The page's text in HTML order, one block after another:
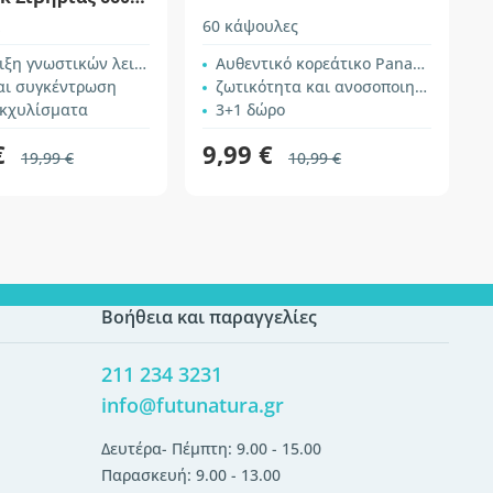
λειτουργιών
συγκέντρωση
19,99 €
60 κάψουλες
Αυθεντικό κορεάτικο Panax ginseng
ζωτικότητα και ανοσοποιητικό σύστημα
3+1 δώρο
9,99 € 10,99 €
Βοήθεια και παραγγελίες
211 234 3231
info@futunatura.gr
Δευτέρα- Πέμπτη: 9.00 - 15.00
Παρασκευή: 9.00 - 13.00